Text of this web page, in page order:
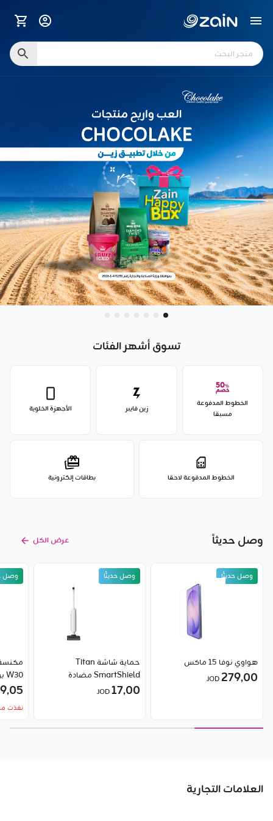
تسوق أشهر الفئات
الخطوط المدفوعة
مسبقا
زين فايبر الأجهزة الخلوية
الخطوط المدفوعة لاحقا بطاقات إلكترونية
وصل حديثاً عرض الكل
وصل حديثًا
هواوي نوفا 15 ماكس
279٫00
وصل حديثًا
حماية شاشة Titan
SmartShield مضادة
للانعكاس لهاتف سامسونج
17٫00JOD
وصل
W30 برو من شاومي
نفذت
العلامات التجارية